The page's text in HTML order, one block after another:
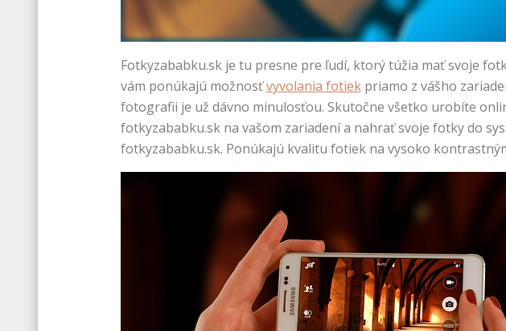
Fotkyzababku.sk je tu presne pre ľudí, ktorý túžia mať svoje
vám ponúkajú možnosťvyvolania fotiekpriamo z vášho
fotografii je už dávno minulosťou. Skutočne všetko urobíte
fotkyzababku.sk na vašom zariadení a nahrať svoje fotky do
fotkyzababku.sk. Ponúkajú kvalitu fotiek na vysoko